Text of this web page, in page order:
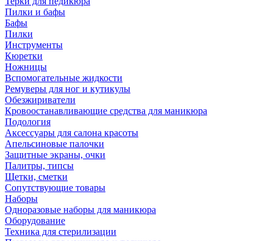
Пилки и бафы
Бафы
Пилки
Инструменты
Кюретки
Ножницы
Вспомогательные жидкости
Ремуверы для ног и кутикулы
Обезжириватели
Кровоостанавливающие средства для маникюра
Подология
Аксессуары для салона красоты
Апельсиновые палочки
Защитные экраны, очки
Палитры, типсы
Щетки, сметки
Сопутствующие товары
Наборы
Одноразовые наборы для маникюра
Оборудование
Техника для стерилизации